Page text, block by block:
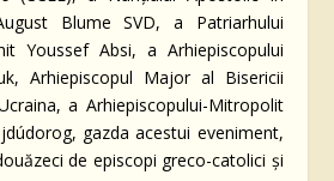
Blume SVD, a Patriarhului
Youssef Absi, a Arhiepiscopului
Arhiepiscopul Major al Bisericii
a Arhiepiscopului-Mitropolit
gazda acestui eveniment,
de episcopi greco-catolici și